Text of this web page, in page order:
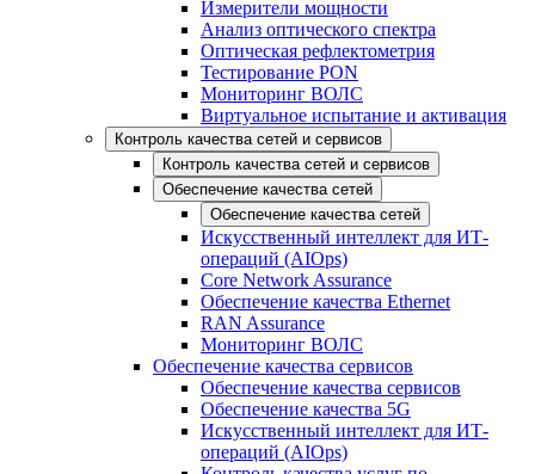
Измерители мощности
Анализ оптического спектра
Оптическая рефлектометрия
Тестирование PON
Мониторинг ВОЛС
Виртуальное испытание и активация
Контроль качества сетей и сервисов
Контроль качества сетей и сервисов
Обеспечение качества сетей
Обеспечение качества сетей
Искусственный интеллект для ИТ-
операций (AIOps)
Core Network Assurance
Обеспечение качества Ethernet
RAN Assurance
Мониторинг ВОЛС
Обеспечение качества сервисов
Обеспечение качества сервисов
Обеспечение качества 5G
Искусственный интеллект для ИТ-
операций (AIOps)